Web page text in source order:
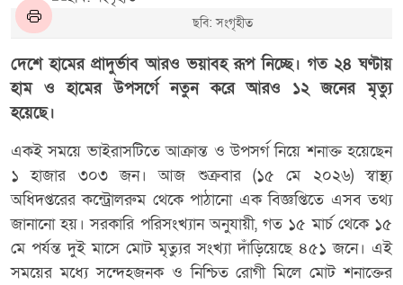
ছবি: সংগৃহীত
দেশে হামের প্রাদুর্ভাব আরও ভয়াবহ রূপ নিচ্ছে। গত ২৪ ঘণ্টায়
হাম ও হামের উপসর্গে নতুন করে আরও ১২ জনের মৃত্যু
হয়েছে।
একই সময়ে ভাইরাসটিতে আক্রান্ত ও উপসর্গ নিয়ে শনাক্ত হয়েছেন
১ হাজার ৩০৩ জন। আজ শুক্রবার (১৫ মে ২০২৬) স্বাস্থ্য
অধিদপ্তরের কন্ট্রোলরুম থেকে পাঠানো এক বিজ্ঞপ্তিতে এসব তথ্য
জানানো হয়। সরকারি পরিসংখ্যান অনুযায়ী, গত ১৫ মার্চ থেকে ১৫
মে পর্যন্ত দুই মাসে মোট মৃত্যুর সংখ্যা দাঁড়িয়েছে ৪৫১ জনে। এই
সময়ের মধ্যে সন্দেহজনক ও নিশ্চিত রোগী মিলে মোট শনাক্তের